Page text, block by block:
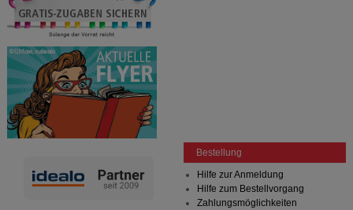
Bestellung
Hilfe zur Anmeldung
Hilfe zum Bestellvorgang
Zahlungsmöglichkeiten